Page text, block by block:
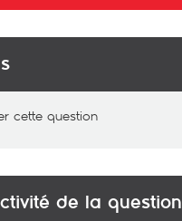
cette question
de la question